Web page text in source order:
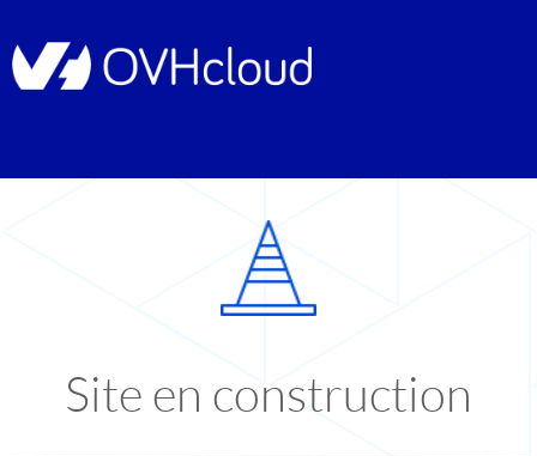
Site en construction